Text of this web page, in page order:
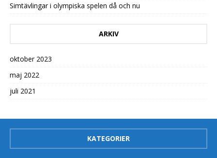
Simtävlingar i olympiska spelen då och nu
ARKIV
oktober 2023
maj 2022
juli 2021
KATEGORIER